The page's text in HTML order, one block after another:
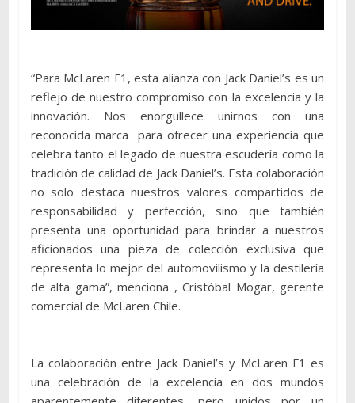
“Para McLaren F1, esta alianza con Jack Daniel’s es un
reflejo de nuestro compromiso con la excelencia y la
innovación. Nos enorgullece unirnos con una
reconocida marca para ofrecer una experiencia que
celebra tanto el legado de nuestra escudería como la
tradición de calidad de Jack Daniel’s. Esta colaboración
no solo destaca nuestros valores compartidos de
responsabilidad y perfección, sino que también
presenta una oportunidad para brindar a nuestros
aficionados una pieza de colección exclusiva que
representa lo mejor del automovilismo y la destilería
de alta gama”, menciona , Cristóbal Mogar, gerente
comercial de McLaren Chile.
La colaboración entre Jack Daniel’s y McLaren F1 es
una celebración de la excelencia en dos mundos